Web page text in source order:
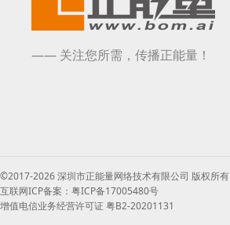
—— 关注您所需，传播正能量！
©2017-2026 深圳市正能量网络技术有限公司 版权所有
互联网ICP备案：粤ICP备17005480号
增值电信业务经营许可证 粤B2-20201131